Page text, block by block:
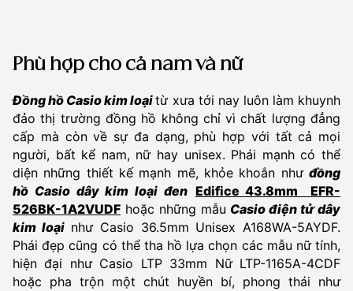
Phù hợp cho cả nam và nữ
Đồng hồ Casio kim loạitừ xưa tới nay luôn làm khuynh
đảo thị trường đồng hồ không chỉ vì chất lượng đẳng
cấp mà còn về sự đa dạng, phù hợp với tất cả mọi
người, bất kể nam, nữ hay unisex. Phái mạnh có thể
diện những thiết kế mạnh mẽ, khỏe khoắn như đồng
hồ Casio dây kim loại đen Edifice 43.8mm EFR-
526BK-1A2VUDF hoặc những mẫu Casio điện tử dây
kim loạinhư Casio 36.5mm Unisex A168WA-5AYDF.
Phái đẹp cũng có thể tha hồ lựa chọn các mẫu nữ tính,
hiện đại như Casio LTP 33mm Nữ LTP-1165A-4CDF
hoặc pha trộn một chút huyền bí, phong thái như